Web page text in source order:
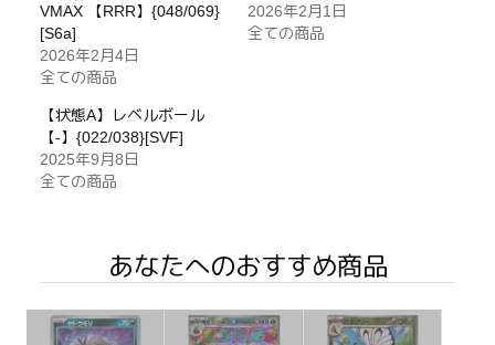
VMAX 【RRR】{048/069}
[S6a]
2026年2月4日
全ての商品
2026年2月1日
全ての商品
【状態A】レベルボール
【-】{022/038}[SVF]
2025年9月8日
全ての商品
あなたへのおすすめ商品